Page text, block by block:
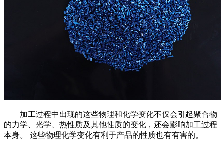
加工过程中出现的这些物理和化学变化不仅会引起聚合物
的力学、光学、热性质及其他性质的变化，还会影响加工过程
本身。 这些物理化学变化有利于产品的性质也有有害的。